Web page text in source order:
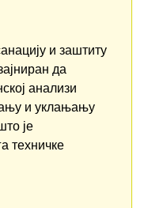
и заштиту
да
анализи
и уклањању
је
техничке